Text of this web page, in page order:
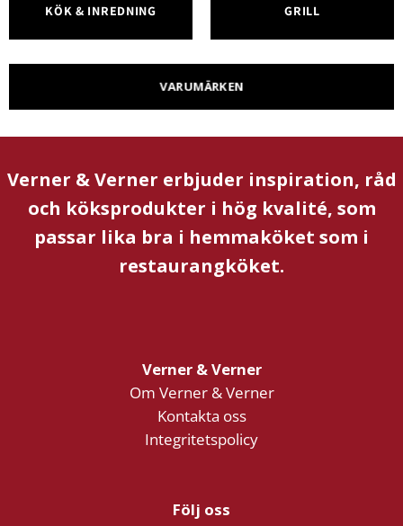
KÖK & INREDNING GRILL
VARUMÄRKEN
Verner & Verner erbjuder inspiration, råd
och köksprodukter i hög kvalité, som
passar lika bra i hemmaköket som i
restaurangköket.
Verner & Verner
Om Verner & Verner
Kontakta oss
Integritetspolicy
Följ oss